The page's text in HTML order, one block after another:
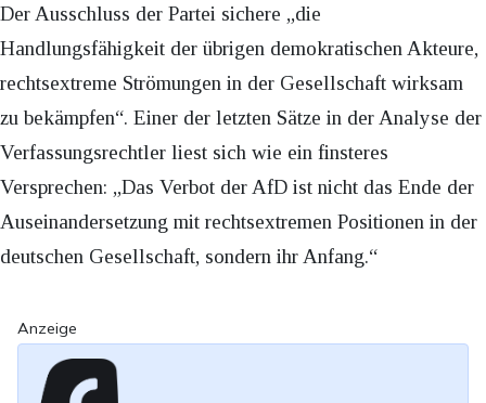
Der Ausschluss der Partei sichere „die
Handlungsfähigkeit der übrigen demokratischen Akteure,
rechtsextreme Strömungen in der Gesellschaft wirksam
zu bekämpfen“. Einer der letzten Sätze in der Analyse der
Verfassungsrechtler liest sich wie ein finsteres
Versprechen: „Das Verbot der AfD ist nicht das Ende der
Auseinandersetzung mit rechtsextremen Positionen in der
deutschen Gesellschaft, sondern ihr Anfang.“
Anzeige